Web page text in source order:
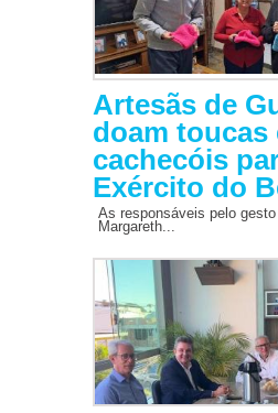
Artesãs de
doam toucas
cachecóis
Exército do
As responsáveis pelo gesto
Margareth...